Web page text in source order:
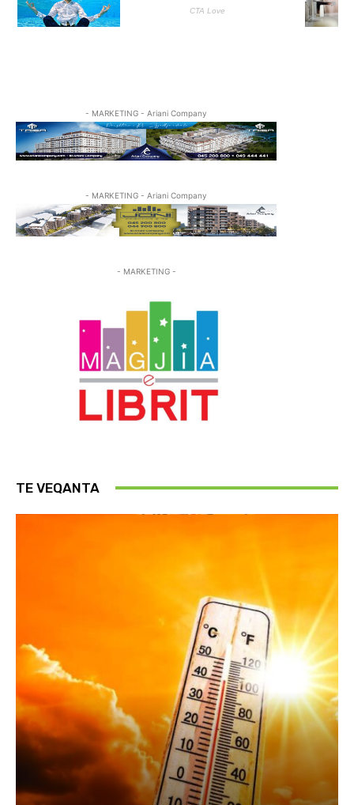
- MARKETING - Ariani Company
- MARKETING - Ariani Company
- MARKETING -
TE VEQANTA